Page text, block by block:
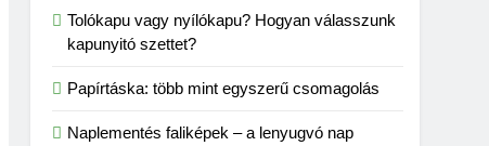
Tolókapu vagy nyílókapu? Hogyan válasszunk
kapunyitó szettet?
Papírtáska: több mint egyszerű csomagolás
Naplementés faliképek – a lenyugvó nap